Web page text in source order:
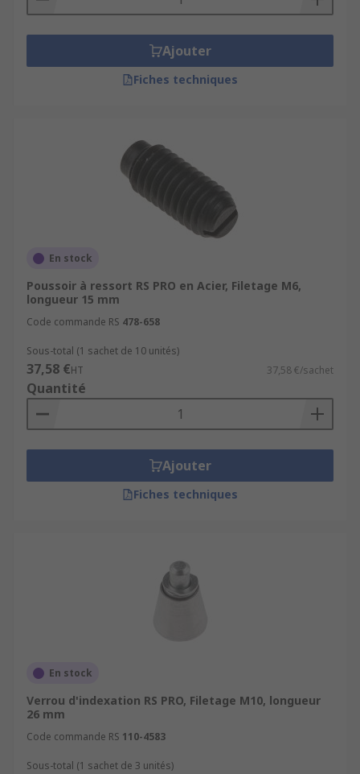
Ajouter
Fiches techniques
En stock
Poussoir à ressort RS PRO en Acier, Filetage M6,
longueur 15 mm
Code commande RS 478-658
Sous-total (1 sachet de 10 unités)
37,58 €HT 37,58 €/sachet
Quantité
Ajouter
Fiches techniques
En stock
Verrou d'indexation RS PRO, Filetage M10, longueur
26 mm
Code commande RS 110-4583
Sous-total (1 sachet de 3 unités)